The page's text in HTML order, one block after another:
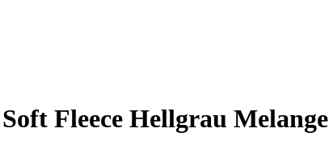
Fleece Hellgrau Melange